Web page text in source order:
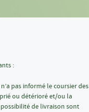
:
pas informé le coursier des
ou détérioré et/ou la
de livraison sont